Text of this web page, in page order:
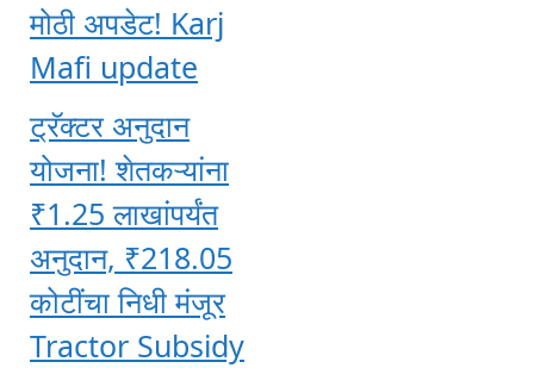
मोठी अपडेट! Karj
Mafi update
ट्रॅक्टर अनुदान
योजना! शेतकऱ्यांना
₹1.25 लाखांपर्यंत
अनुदान, ₹218.05
कोटींचा निधी मंजूर
Tractor Subsidy